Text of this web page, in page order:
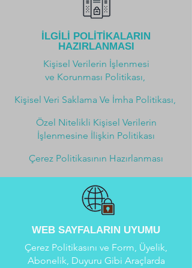
KVKK UYUM DANIŞMANLIĞI
Tüm Yönleriyle Kişisel Verileri
Koruma Kanununa Uyumunuz
Ekibimiz Tarafından Sağlanır
VERBİS KAYIT
İŞLEMLERİ
Süreciniz Tamamlanarak,
Kanuni Yükümlülüğünüz
İLGİLİ POLİTİKALARIN
HAZIRLANMASI
Kişisel Verilerin İşlenmesi
ve Korunması Politikası,
Kişisel Veri Saklama Ve İmha Politikası,
Özel Nitelikli Kişisel Verilerin
İşlenmesine İlişkin Politikası
Çerez Politikasının Hazırlanması
WEB SAYFALARIN UYUMU
Çerez Politikasını ve Form, Üyelik,
Abonelik, Duyuru Gibi Araçlarda